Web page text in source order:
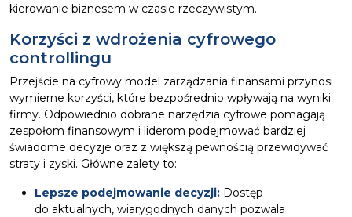
kierowanie biznesem w czasie rzeczywistym.
Korzyści z wdrożenia cyfrowego
controllingu
Przejście na cyfrowy model zarządzania finansami przynosi
wymierne korzyści, które bezpośrednio wpływają na wyniki
firmy. Odpowiednio dobrane narzędzia cyfrowe pomagają
zespołom finansowym i liderom podejmować bardziej
świadome decyzje oraz z większą pewnością przewidywać
straty i zyski. Główne zalety to:
Lepsze podejmowanie decyzji: Dostęp
do aktualnych, wiarygodnych danych pozwala